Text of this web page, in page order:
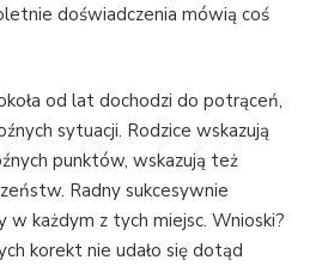
doświadczenia mówią coś
od lat dochodzi do potrąceń,
sytuacji. Rodzice wskazują
punktów, wskazują też
Radny sukcesywnie
w każdym z tych miejsc. Wnioski?
korekt nie udało się dotąd